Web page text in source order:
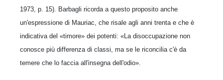
1973, p. 15). Barbagli ricorda a questo proposito anche
un'espressione di Mauriac, che risale agli anni trenta e che è
indicativa del «timore» dei potenti: «La disoccupazione non
conosce più differenza di classi, ma se le riconcilia c'è da
temere che lo faccia all'insegna dell'odio».